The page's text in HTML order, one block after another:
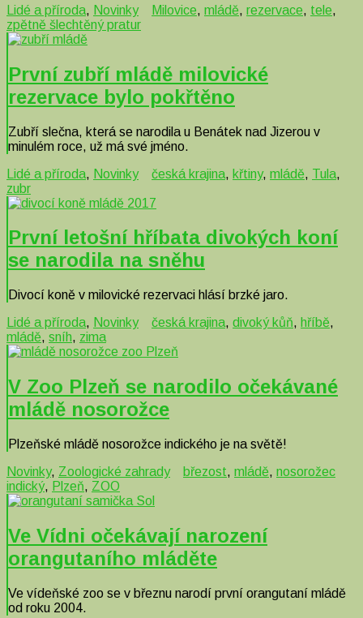
Lidé a příroda, Novinky Milovice, mládě, rezervace, tele,
zpětně šlechtěný pratur
První zubří mládě milovické
rezervace bylo pokřtěno
Zubří slečna, která se narodila u Benátek nad Jizerou v
minulém roce, už má své jméno.
Lidé a příroda, Novinky česká krajina, křtiny, mládě, Tula,
zubr
První letošní hříbata divokých koní
se narodila na sněhu
Divocí koně v milovické rezervaci hlásí brzké jaro.
Lidé a příroda, Novinky česká krajina, divoký kůň, hříbě,
mládě, sníh, zima
V Zoo Plzeň se narodilo očekávané
mládě nosorožce
Plzeňské mládě nosorožce indického je na světě!
Novinky, Zoologické zahrady březost, mládě, nosorožec
indický, Plzeň, ZOO
Ve Vídni očekávají narození
orangutaního mláděte
Ve vídeňské zoo se v březnu narodí první orangutaní mládě
od roku 2004.